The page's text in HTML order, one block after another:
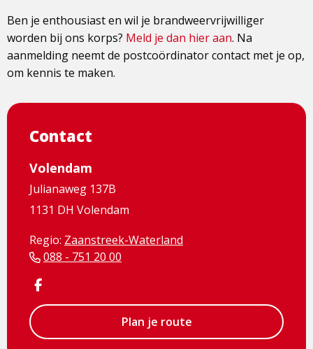
Ben je enthousiast en wil je brandweervrijwilliger
worden bij ons korps? Meld je dan hier aan. Na
aanmelding neemt de postcoördinator contact met je op,
om kennis te maken.
Contact
Volendam
Julianaweg 137B
1131 DH Volendam
Regio: Zaanstreek-Waterland
088 - 751 20 00
Visit
Facebook
Plan je route